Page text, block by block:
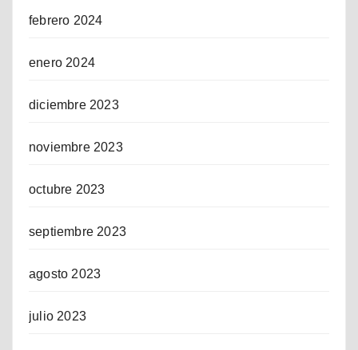
febrero 2024
enero 2024
diciembre 2023
noviembre 2023
octubre 2023
septiembre 2023
agosto 2023
julio 2023